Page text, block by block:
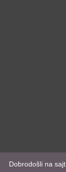
Dobrodošli na